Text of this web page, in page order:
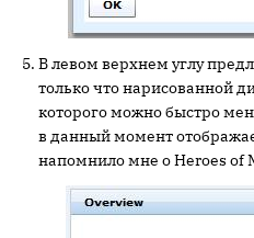
В левом верхнем углу
только что нарисованной
которого можно быстро
в данный момент
напомнило мне о Heroes of